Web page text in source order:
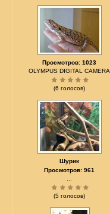
Просмотров: 1023
OLYMPUS DIGITAL CAMERA
(6 голосов)
Шурик
Просмотров: 961
(5 голосов)